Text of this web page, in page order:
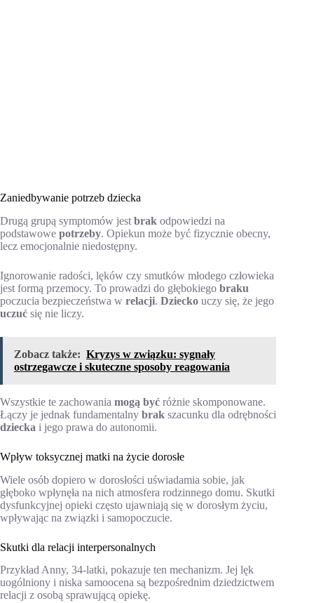
Zaniedbywanie potrzeb dziecka
Drugą grupą symptomów jest brak odpowiedzi na
podstawowe potrzeby. Opiekun może być fizycznie obecny,
lecz emocjonalnie niedostępny.
Ignorowanie radości, lęków czy smutków młodego człowieka
jest formą przemocy. To prowadzi do głębokiego braku
poczucia bezpieczeństwa w relacji. Dziecko uczy się, że jego
uczuć się nie liczy.
Zobacz także: Kryzys w związku: sygnały
ostrzegawcze i skuteczne sposoby reagowania
Wszystkie te zachowania mogą być różnie skomponowane.
Łączy je jednak fundamentalny brak szacunku dla odrębności
dziecka i jego prawa do autonomii.
Wpływ toksycznej matki na życie dorosłe
Wiele osób dopiero w dorosłości uświadamia sobie, jak
głęboko wpłynęła na nich atmosfera rodzinnego domu. Skutki
dysfunkcyjnej opieki często ujawniają się w dorosłym życiu,
wpływając na związki i samopoczucie.
Skutki dla relacji interpersonalnych
Przykład Anny, 34-latki, pokazuje ten mechanizm. Jej lęk
uogólniony i niska samoocena są bezpośrednim dziedzictwem
relacji z osobą sprawującą opiekę.